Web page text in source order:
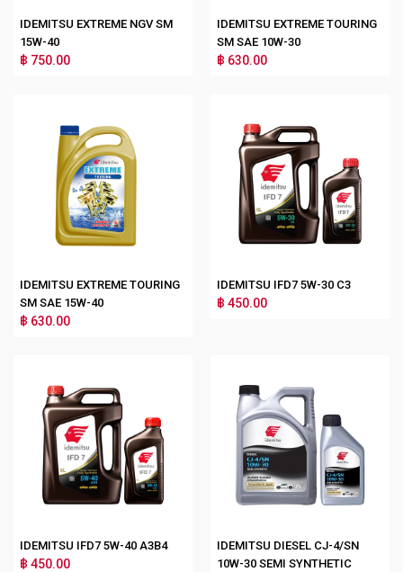
IDEMITSU EXTREME NGV SM
15W-40
฿ 750.00
IDEMITSU EXTREME TOURING
SM SAE 10W-30
฿ 630.00
IDEMITSU EXTREME TOURING
SM SAE 15W-40
฿ 630.00
IDEMITSU IFD7 5W-30 C3
฿ 450.00
IDEMITSU IFD7 5W-40 A3B4
฿ 450.00
IDEMITSU DIESEL CJ-4/SN
10W-30 SEMI SYNTHETIC